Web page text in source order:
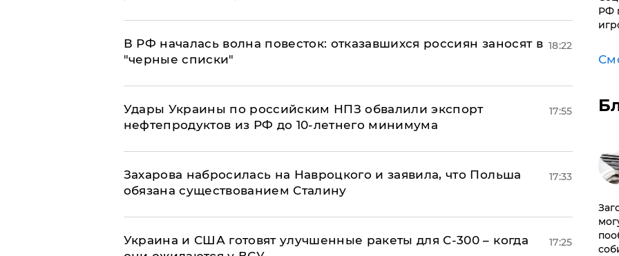
​В РФ началась волна повесток: отказавшихся россиян заносят в
"черные списки"
18:22
Удары Украины по российским НПЗ обвалили экспорт
нефтепродуктов из РФ до 10-летнего минимума
17:55
​Захарова набросилась на Навроцкого и заявила, что Польша
обязана существованием Сталину
17:33
Украина и США готовят улучшенные ракеты для С-300 – когда
17:25
РФ